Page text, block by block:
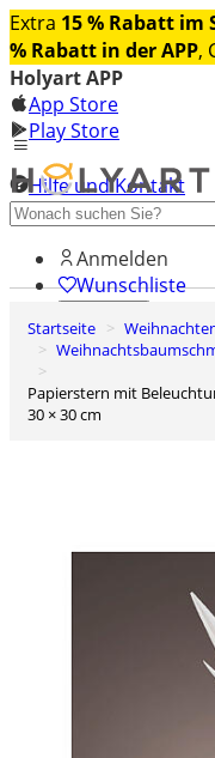
Extra 15 % Rabatt im
% Rabatt in der APP,
Holyart APP
App Store
Play Store
Hilfe und Kontakt
Entdecken Sie Premium
Anmelden
Wunschliste
0
Warenkorb
Startseite
Papierstern mit Beleuchtung für den Außenbereich, LED, PVC, warmweiß,
30 × 30 cm